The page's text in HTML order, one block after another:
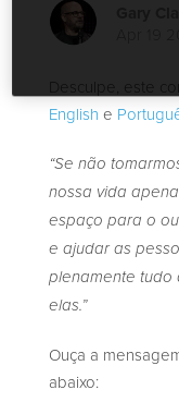
Desculpe, este
English e
“Se não
nossa vida
espaço para o
e ajudar as
plenamente tudo
elas.”
Ouça a
abaixo: